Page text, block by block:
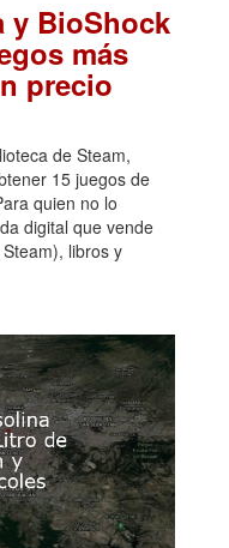
y BioShock
más
precio
de Steam,
15 juegos de
quien no lo
digital que vende
libros y